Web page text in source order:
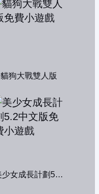
貓狗大戰雙人版
美少女成長計劃5.2中文版